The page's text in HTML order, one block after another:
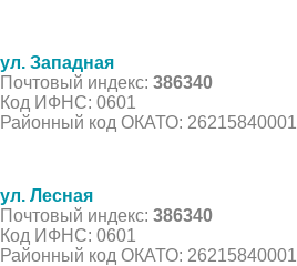
ул. Западная
Почтовый индекс: 386340
Код ИФНС: 0601
Районный код ОКАТО: 26215840001
ул. Лесная
Почтовый индекс: 386340
Код ИФНС: 0601
Районный код ОКАТО: 26215840001